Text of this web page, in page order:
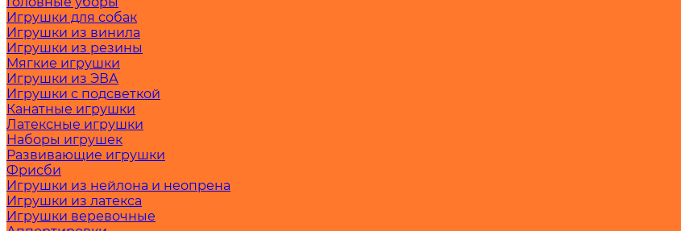
Игрушки для собак
Игрушки из винила
Игрушки из резины
Мягкие игрушки
Игрушки из ЭВА
Игрушки с подсветкой
Канатные игрушки
Латексные игрушки
Наборы игрушек
Развивающие игрушки
Фрисби
Игрушки из нейлона и неопрена
Игрушки из латекса
Игрушки веревочные